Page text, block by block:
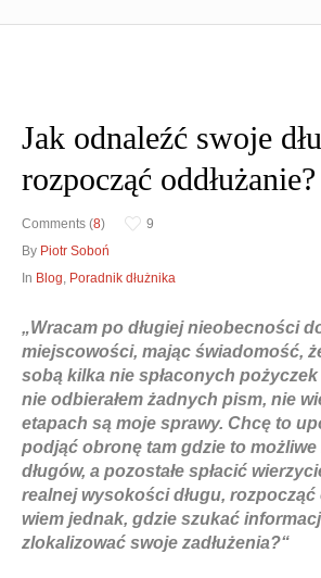
Reprezentacja procesowa
Jak odnaleźć swoje
rozpocząć oddłużanie?
Comments (8)
9
By Piotr Soboń
In Blog, Poradnik dłużnika
„Wracam po długiej nieobecności
miejscowości, mając świadomość,
sobą kilka nie spłaconych
nie odbierałem żadnych pism, nie
etapach są moje sprawy. Chcę to
podjąć obronę tam gdzie to
długów, a pozostałe spłacić
realnej wysokości długu, rozpocząć
wiem jednak, gdzie szukać
zlokalizować swoje zadłużenia?“